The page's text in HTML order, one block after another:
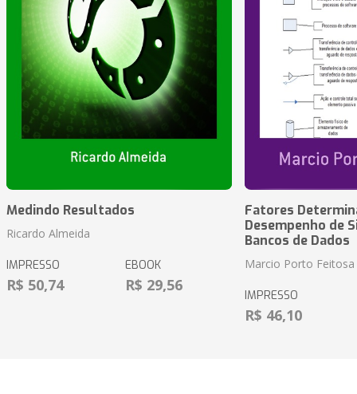
Medindo Resultados
Ricardo Almeida
IMPRESSO
R$ 50,74
EBOOK
R$ 29,56
Fatores
Desempenho de
Bancos de Dados
Marcio Porto Feitosa
IMPRESSO
R$ 46,10